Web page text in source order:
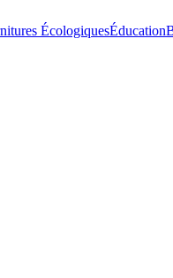
ÉcologiquesÉducation